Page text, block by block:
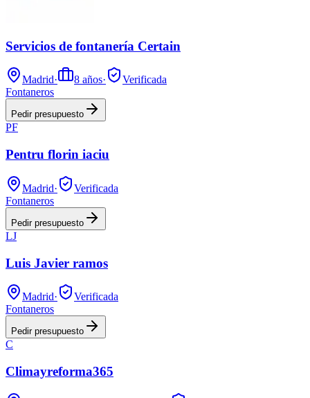
Servicios de fontanería Certain
Madrid· 8 años·
Verificada
Fontaneros
Pedir presupuesto
PF
Pentru florin iaciu
Madrid·
Verificada
Fontaneros
Pedir presupuesto
LJ
Luis Javier ramos
Madrid·
Verificada
Fontaneros
Pedir presupuesto
C
Climayreforma365